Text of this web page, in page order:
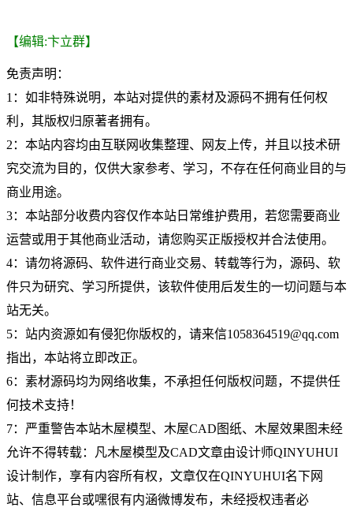
【编辑:卞立群】
免责声明：
1：如非特殊说明，本站对提供的素材及源码不拥有任何权
利，其版权归原著者拥有。
2：本站内容均由互联网收集整理、网友上传，并且以技术研
究交流为目的，仅供大家参考、学习，不存在任何商业目的与
商业用途。
3：本站部分收费内容仅作本站日常维护费用，若您需要商业
运营或用于其他商业活动，请您购买正版授权并合法使用。
4：请勿将源码、软件进行商业交易、转载等行为，源码、软
件只为研究、学习所提供，该软件使用后发生的一切问题与本
站无关。
5：站内资源如有侵犯你版权的，请来信1058364519@qq.com
指出，本站将立即改正。
6：素材源码均为网络收集，不承担任何版权问题，不提供任
何技术支持！
7：严重警告本站木屋模型、木屋CAD图纸、木屋效果图未经
允许不得转载：凡木屋模型及CAD文章由设计师QINYUHUI
设计制作，享有内容所有权，文章仅在QINYUHUI名下网
站、信息平台或嘿很有内涵微博发布，未经授权违者必